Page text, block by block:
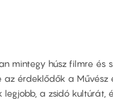
mintegy húsz filmre és
az érdeklődők a Művész
a zsidó kultúrát,